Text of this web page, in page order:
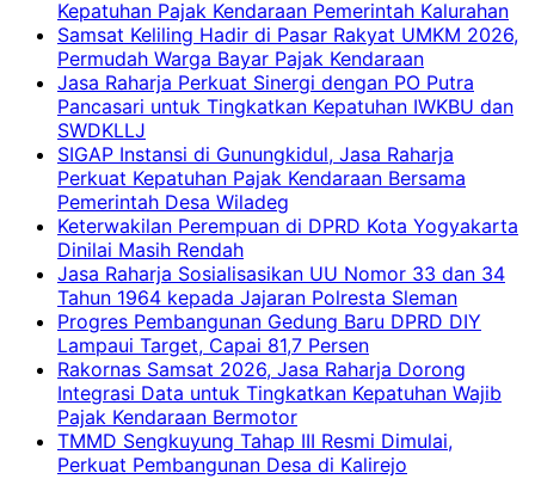
Kepatuhan Pajak Kendaraan Pemerintah Kalurahan
Samsat Keliling Hadir di Pasar Rakyat UMKM 2026,
Permudah Warga Bayar Pajak Kendaraan
Jasa Raharja Perkuat Sinergi dengan PO Putra
Pancasari untuk Tingkatkan Kepatuhan IWKBU dan
SWDKLLJ
SIGAP Instansi di Gunungkidul, Jasa Raharja
Perkuat Kepatuhan Pajak Kendaraan Bersama
Pemerintah Desa Wiladeg
Keterwakilan Perempuan di DPRD Kota Yogyakarta
Dinilai Masih Rendah
Jasa Raharja Sosialisasikan UU Nomor 33 dan 34
Tahun 1964 kepada Jajaran Polresta Sleman
Progres Pembangunan Gedung Baru DPRD DIY
Lampaui Target, Capai 81,7 Persen
Rakornas Samsat 2026, Jasa Raharja Dorong
Integrasi Data untuk Tingkatkan Kepatuhan Wajib
Pajak Kendaraan Bermotor
TMMD Sengkuyung Tahap III Resmi Dimulai,
Perkuat Pembangunan Desa di Kalirejo